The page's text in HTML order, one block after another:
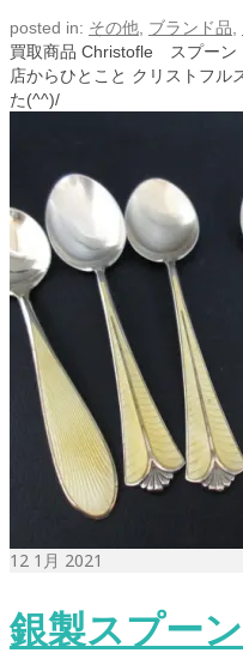
posted in: その他, ブランド品,
買取商品 Christofle スプー
店からひとこと クリストフル
た(^^)/
12 1月 2021
銀製スプー